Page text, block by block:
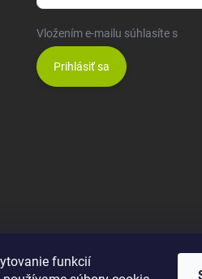
funkcií
Vložením e-mailu súhlasíte s
Prihlásiť sa